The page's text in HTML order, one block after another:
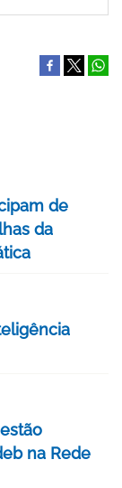
de
da
na Rede